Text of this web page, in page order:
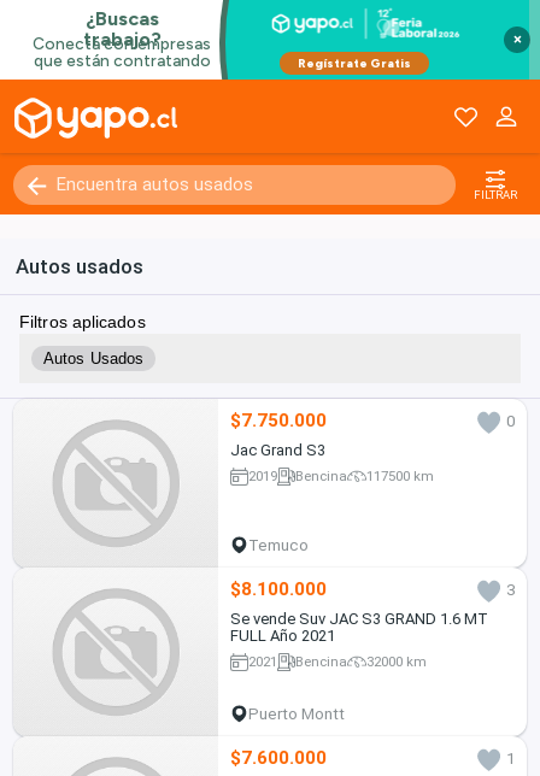
×
FILTRAR
Autos usados
Filtros aplicados
Autos Usados
$7.750.000
0
Jac Grand S3
2019 Bencina 117500 km
Temuco
$8.100.000
3
Se vende Suv JAC S3 GRAND 1.6 MT
FULL Año 2021
2021 Bencina 32000 km
Puerto Montt
$7.600.000
1